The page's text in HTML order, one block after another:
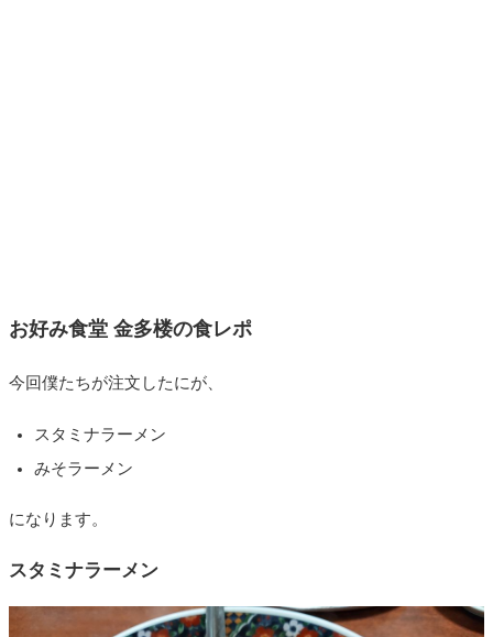
お好み食堂 金多楼の食レポ
今回僕たちが注文したにが、
スタミナラーメン
みそラーメン
になります。
スタミナラーメン